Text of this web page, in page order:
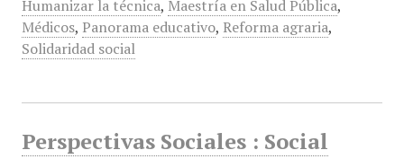
Humanizar la técnica, Maestría en Salud Pública,
Médicos, Panorama educativo, Reforma agraria,
Solidaridad social
Perspectivas Sociales : Social